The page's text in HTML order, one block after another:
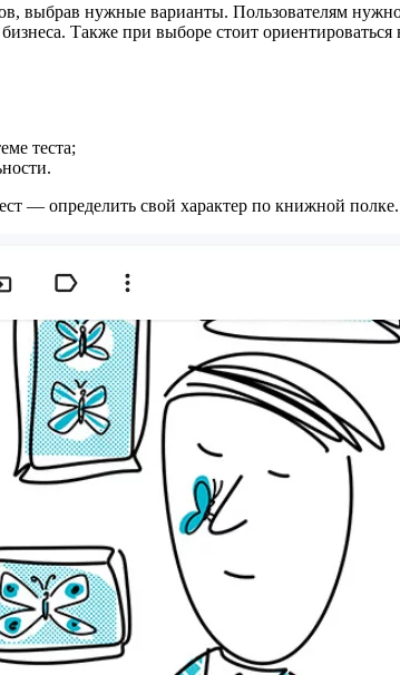
выбрав нужные варианты. Пользователям
Также при выборе стоит ориентироваться
теста;
— определить свой характер по книжной полке.